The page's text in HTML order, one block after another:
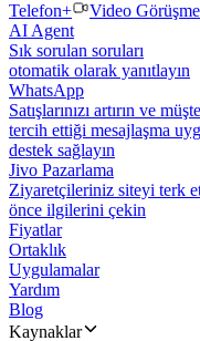
Telefon+
Video
AI Agent
Sık sorulan soruları
otomatik olarak yanıtlayın
WhatsApp
Satışlarınızı artırın ve
tercih ettiği mesajlaşma
destek sağlayın
Jivo Pazarlama
Ziyaretçileriniz siteyi terk
önce ilgilerini çekin
Fiyatlar
Ortaklık
Uygulamalar
Yardım
Blog
Kaynaklar